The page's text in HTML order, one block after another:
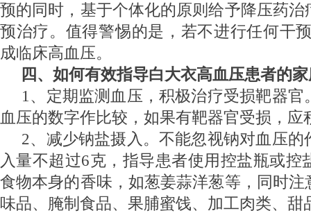
预的同时，基于个体化的原则给予降压药
预治疗。值得警惕的是，若不进行任何干
成临床高血压。
四、如何有效指导白大衣高血压患者的
1 、定期监测血压，积极治疗受损靶器
血压的数字作比较，如果有靶器官受损，应
2、减少钠盐摄入。不能忽视钠对血压
入量不超过6克，指导患者使用控盐瓶或控
食物本身的香味，如葱姜蒜洋葱等，同时
味品、腌制食品、果脯蜜饯、加工肉类、甜